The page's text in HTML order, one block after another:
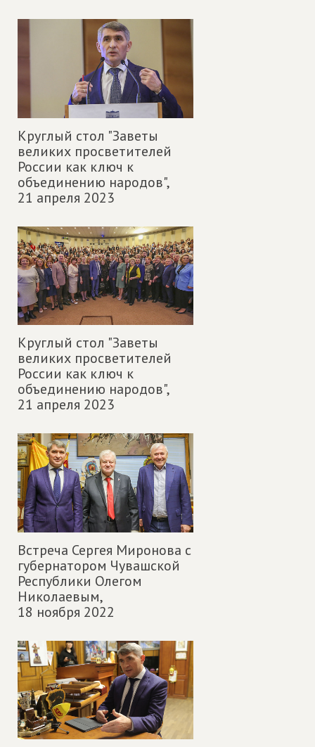
Круглый стол "Заветы
великих просветителей
России как ключ к
объединению народов",
21 апреля 2023
Круглый стол "Заветы
великих просветителей
России как ключ к
объединению народов",
21 апреля 2023
Встреча Сергея Миронова c
губернатором Чувашской
Республики Олегом
Николаевым,
18 ноября 2022